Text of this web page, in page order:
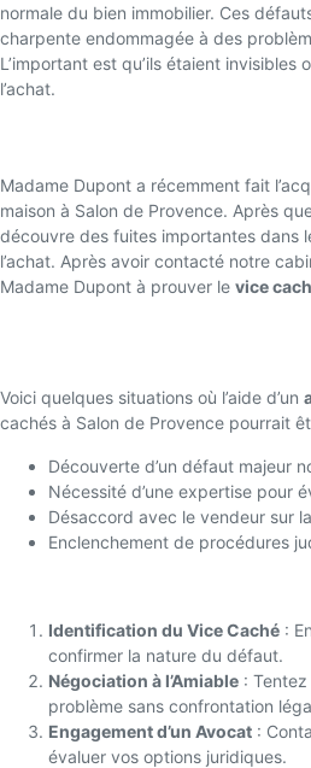
normale du bien immobilier. Ces
charpente endommagée à des
L’important est qu’ils étaient invisibles
l’achat.
Madame Dupont a récemment fait
maison à Salon de Provence. Après
découvre des fuites importantes dans
l’achat. Après avoir contacté notre
Madame Dupont à prouver le vice
Voici quelques situations où l’aide d’un
cachés à Salon de Provence pourrait
Découverte d’un défaut majeur
Nécessité d’une expertise pour
Désaccord avec le vendeur sur
Enclenchement de procédures
Identification du Vice Caché :
confirmer la nature du défaut.
Négociation à l’Amiable :
problème sans confrontation
Engagement d’un Avocat :
évaluer vos options juridiques.